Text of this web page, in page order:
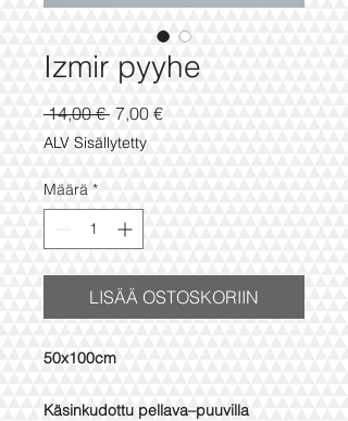
Izmir pyyhe
14,00 € Normaali
hinta
7,00 €Alehinta
ALV Sisällytetty
Määrä *
LISÄÄ OSTOSKORIIN
50x100cm
Käsinkudottu pellava–puuvilla